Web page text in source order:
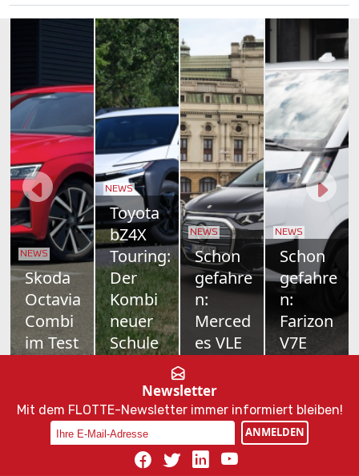
NEWS
Skoda
Octavia
Combi
im Test
ja auch
nicht sein.
NEWS
Toyota
bZ4X
Touring:
Der
Kombi
neuer
Schule
Offensive
nimmt
Fahrt auf –
und mit ihr
die Familie
NEWS
Schon
gefahre
n:
Merced
es VLE
Reichweite,
Platz für
bis zu acht
Personen
und
NEWS
Schon
gefahre
n:
Farizon
V7E
Geely-
Tochter
Newsletter
Mit dem FLOTTE-Newsletter immer informiert bleiben!
ANMELDEN